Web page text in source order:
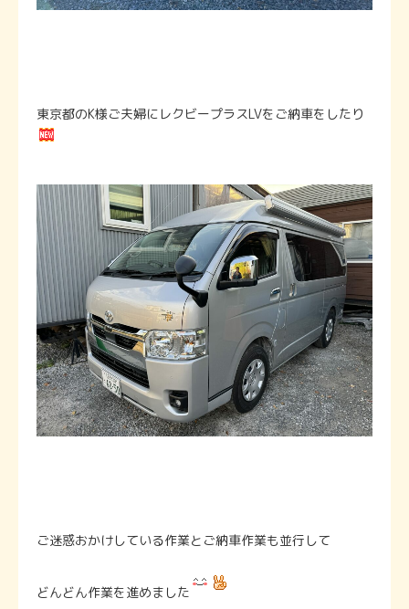
東京都のK様ご夫婦にレクビープラスLVをご納車をしたり
ご迷惑おかけしている作業とご納車作業も並行して
どんどん作業を進めました